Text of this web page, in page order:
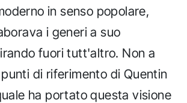
in senso popolare,
i generi a suo
fuori tutt'altro. Non a
di riferimento di Quentin
ha portato questa visione